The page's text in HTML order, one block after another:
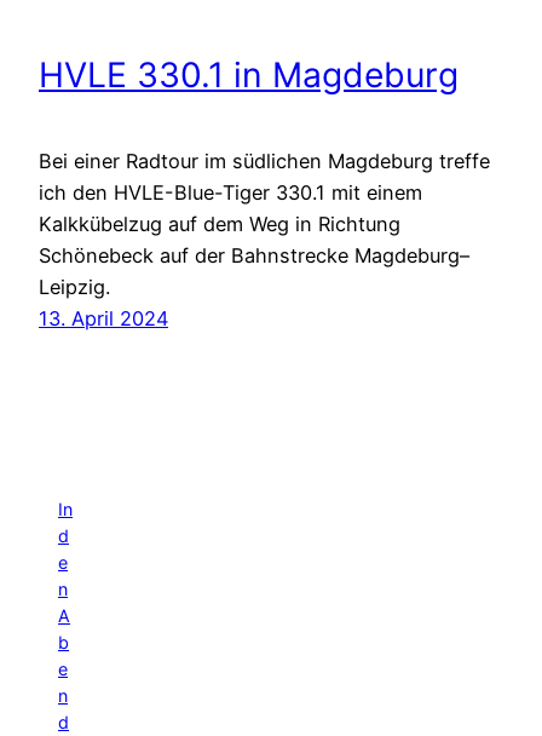
HVLE 330.1 in Magdeburg
Bei einer Radtour im südlichen Magdeburg treffe
ich den HVLE-Blue-Tiger 330.1 mit einem
Kalkkübelzug auf dem Weg in Richtung
Schönebeck auf der Bahnstrecke Magdeburg–
Leipzig.
13. April 2024
In
d
e
n
A
b
e
n
d